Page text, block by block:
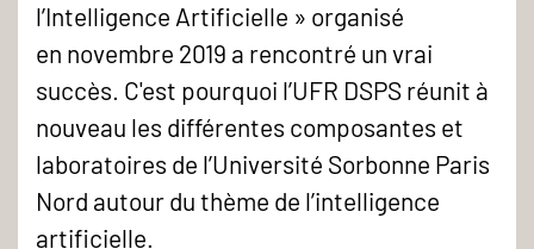
l’Intelligence Artificielle » organisé
en novembre 2019 a rencontré un vrai
succès. C'est pourquoi l’UFR DSPS réunit à
nouveau les différentes composantes et
laboratoires de l’Université Sorbonne Paris
Nord autour du thème de l’intelligence
artificielle.